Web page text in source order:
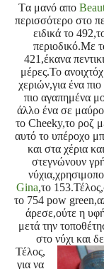
Tα μανό απο
περισσότερο στο
ειδικά το
περιοδικό.Με
421,έκανα
μέρες.Το
χεριών,για ένα
πιο αγαπημένα
άλλο ένα σε μαύρο
το Cheeky,το ροζ
αυτό το υπέροχο
και στα χέρια
στεγνώνουν
Gina,το
το 754 pow
άρεσε,ούτε η
μετά την
στο νύχι και
Τέλος,
για να